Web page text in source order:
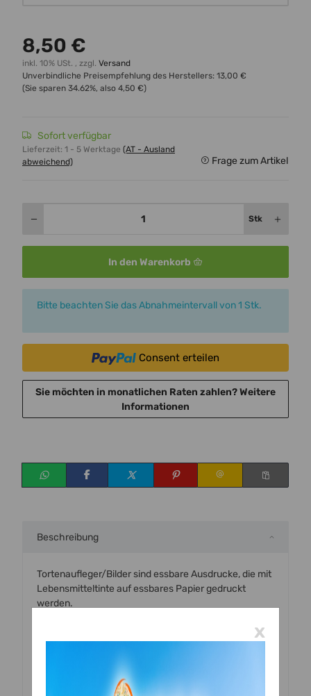
8,50 €
inkl. 10% USt. , zzgl. Versand
Unverbindliche Preisempfehlung des Herstellers: 13,00 €
(Sie sparen 34.62%, also 4,50 €)
Sofort verfügbar
Lieferzeit: 1 - 5 Werktage (AT - Ausland
abweichend)
Frage zum Artikel
Stk
In den Warenkorb
x
Bitte beachten Sie das Abnahmeintervall von 1 Stk.
Consent erteilen
Sie möchten in monatlichen Raten zahlen?Weitere
Informationen
Beschreibung
Tortenaufleger/Bilder sind essbare Ausdrucke, die mit
Lebensmitteltinte auf essbares Papier gedruckt
werden.
Die essbaren Bilder werden mit einem für den
Lebensmitteldruck zertifizierten Drucker, mit
Lebensmitteltinte bedruckt und sind zu 100 % essbar.
x